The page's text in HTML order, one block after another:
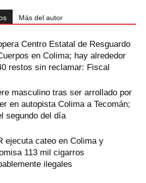
Más del autor
Centro Estatal de Resguardo
en Colima; hay alrededor
restos sin reclamar: Fiscal
masculino tras ser arrollado por
en autopista Colima a Tecomán;
segundo del día
ejecuta cateo en Colima y
113 mil cigarros
ilegales